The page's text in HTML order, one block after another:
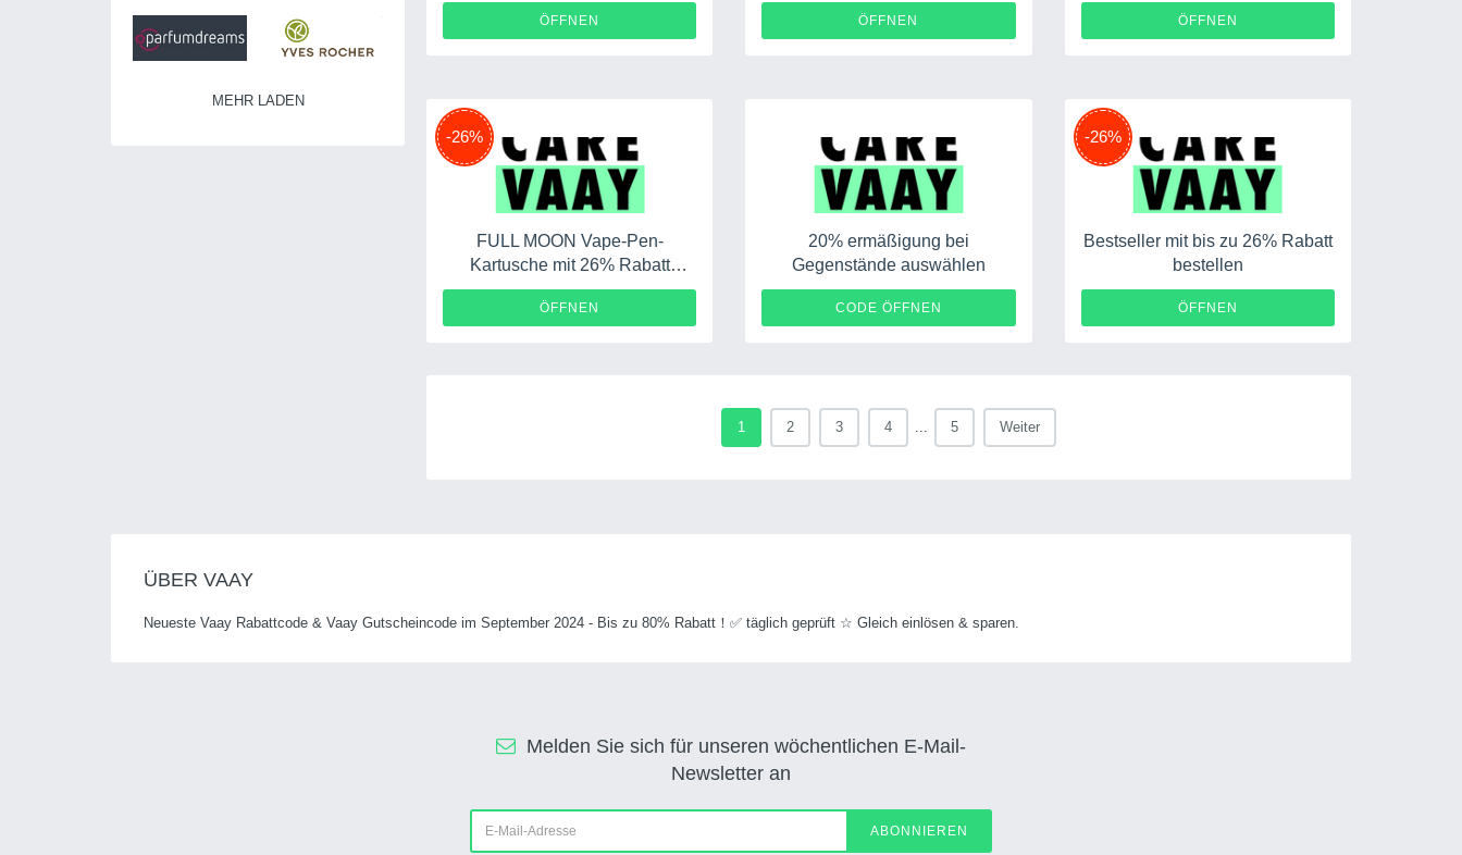
MEHR LADEN
ÖFFNEN ÖFFNEN ÖFFNEN
-26%
FULL MOON Vape-Pen-
Kartusche mit 26% Rabatt
sichern
ÖFFNEN
20% ermäßigung bei
Gegenstände auswählen
CODE ÖFFNENJOLINA20
-26%
Bestseller mit bis zu 26% Rabatt
bestellen
ÖFFNEN
1 2 3 4 ... 5 Weiter
ÜBER VAAY
Neueste Vaay Rabattcode & Vaay Gutscheincode im September 2024 - Bis zu 80% Rabatt！✅ täglich geprüft ☆ Gleich einlösen & sparen.
Melden Sie sich für unseren wöchentlichen E-Mail-
Newsletter an
ABONNIEREN